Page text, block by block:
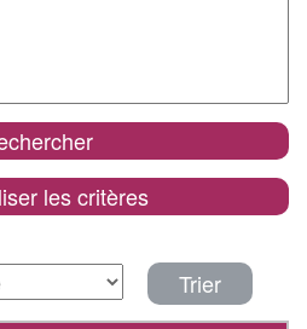
les critères
Trier